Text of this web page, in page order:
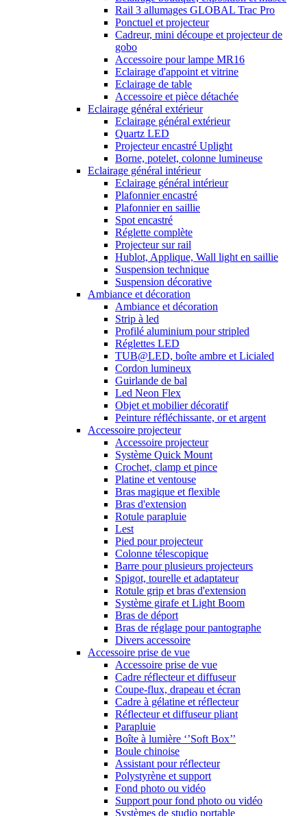
Rail 3 allumages GLOBAL Trac Pro
Ponctuel et projecteur
Cadreur, mini découpe et projecteur de
gobo
Accessoire pour lampe MR16
Eclairage d'appoint et vitrine
Eclairage de table
Accessoire et pièce détachée
Eclairage général extérieur
Eclairage général extérieur
Quartz LED
Projecteur encastré Uplight
Borne, potelet, colonne lumineuse
Eclairage général intérieur
Eclairage général intérieur
Plafonnier encastré
Plafonnier en saillie
Spot encastré
Réglette complète
Projecteur sur rail
Hublot, Applique, Wall light en saillie
Suspension technique
Suspension décorative
Ambiance et décoration
Ambiance et décoration
Strip à led
Profilé aluminium pour stripled
Réglettes LED
TUB@LED, boîte ambre et Licialed
Cordon lumineux
Guirlande de bal
Led Neon Flex
Objet et mobilier décoratif
Peinture réfléchissante, or et argent
Accessoire projecteur
Accessoire projecteur
Système Quick Mount
Crochet, clamp et pince
Platine et ventouse
Bras magique et flexible
Bras d'extension
Rotule parapluie
Lest
Pied pour projecteur
Colonne télescopique
Barre pour plusieurs projecteurs
Spigot, tourelle et adaptateur
Rotule grip et bras d'extension
Système girafe et Light Boom
Bras de déport
Bras de réglage pour pantographe
Divers accessoire
Accessoire prise de vue
Accessoire prise de vue
Cadre réflecteur et diffuseur
Coupe-flux, drapeau et écran
Cadre à gélatine et réflecteur
Réflecteur et diffuseur pliant
Parapluie
Boîte à lumière ‘’Soft Box’’
Boule chinoise
Assistant pour réflecteur
Polystyrène et support
Fond photo ou vidéo
Support pour fond photo ou vidéo
Systèmes de studio portable